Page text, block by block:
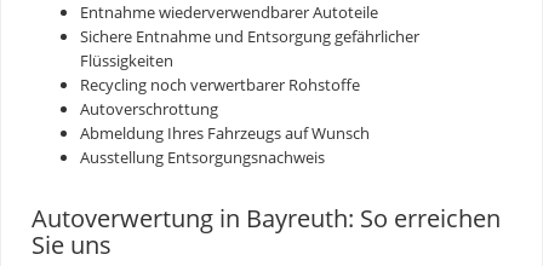
Entnahme wiederverwendbarer Autoteile
Sichere Entnahme und Entsorgung gefährlicher
Flüssigkeiten
Recycling noch verwertbarer Rohstoffe
Autoverschrottung
Abmeldung Ihres Fahrzeugs auf Wunsch
Ausstellung Entsorgungsnachweis
Autoverwertung in Bayreuth: So erreichen
Sie uns